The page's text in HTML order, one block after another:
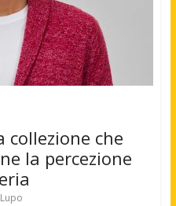
collezione che
la percezione